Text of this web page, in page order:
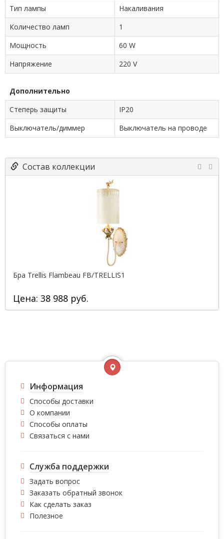
Тип лампы
Накаливания
Количество ламп
1
Мощность
60 W
Напряжение
220 V
Дополнительно
Степерь защиты
IP20
Выключатель/диммер
Выключатель на проводе
Состав коллекции
Бра Trellis Flambeau FB/TRELLIS1
Цена: 38 988 руб.
Информация
Способы доставки
О компании
Способы оплаты
Связаться с нами
Служба поддержки
Задать вопрос
Заказать обратный звонок
Как сделать заказ
Полезное